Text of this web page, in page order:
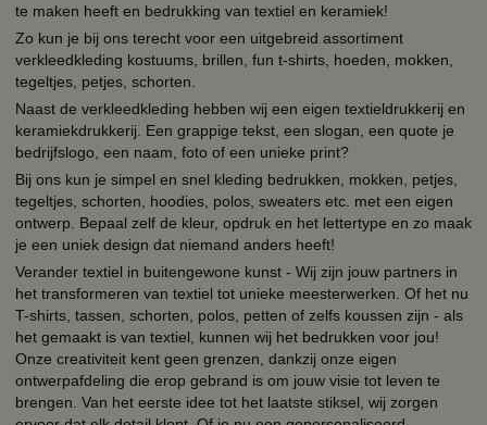
te maken heeft en bedrukking van textiel en keramiek!
Zo kun je bij ons terecht voor een uitgebreid assortiment
verkleedkleding kostuums, brillen, fun t-shirts, hoeden, mokken,
tegeltjes, petjes, schorten.
Naast de verkleedkleding hebben wij een eigen textieldrukkerij en
keramiekdrukkerij. Een grappige tekst, een slogan, een quote je
bedrijfslogo, een naam, foto of een unieke print?
Bij ons kun je simpel en snel kleding bedrukken, mokken, petjes,
tegeltjes, schorten, hoodies, polos, sweaters etc. met een eigen
ontwerp. Bepaal zelf de kleur, opdruk en het lettertype en zo maak
je een uniek design dat niemand anders heeft!
Verander textiel in buitengewone kunst - Wij zijn jouw partners in
het transformeren van textiel tot unieke meesterwerken. Of het nu
T-shirts, tassen, schorten, polos, petten of zelfs koussen zijn - als
het gemaakt is van textiel, kunnen wij het bedrukken voor jou!
Onze creativiteit kent geen grenzen, dankzij onze eigen
ontwerpafdeling die erop gebrand is om jouw visie tot leven te
brengen. Van het eerste idee tot het laatste stiksel, wij zorgen